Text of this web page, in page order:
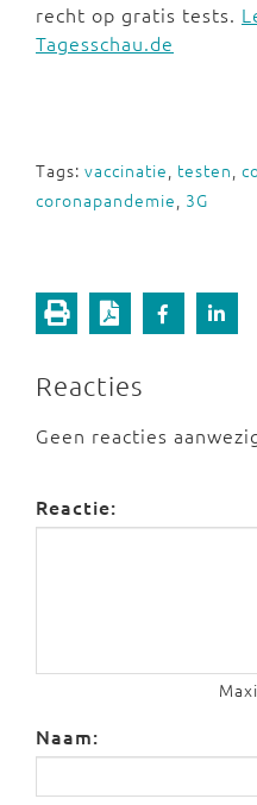
recht op gratis tests.
Tagesschau.de
Tags: vaccinatie, testen,
coronapandemie, 3G
Reacties
Geen reacties
Reactie:
Naam: